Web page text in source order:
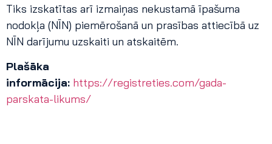
Tiks izskatītas arī izmaiņas nekustamā īpašuma
nodokļa (NĪN) piemērošanā un prasības attiecībā uz
NĪN darījumu uzskaiti un atskaitēm.
Plašāka
informācija: https://registreties.com/gada-
parskata-likums/